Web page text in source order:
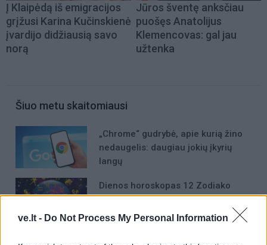
ve.lt - Do Not Process My Personal Information
Į Klaipėdą iš emigracijos
grįžusi Karina Kučinskienė
įvardijo didžiausią savo
norą
Jūros šventę anksčiau
puošęs Anatolijus
Klemencovas: gal jau
užtenka
Šiuo metu skaitomiausi
„Chrome“ gudrybė, apie kurią žino
nedaugelis: daugiau jokių įkyrių
langų
Dienos horoskopas 12 Zodiako
ženklų: gali sugrįžti sena galimybė